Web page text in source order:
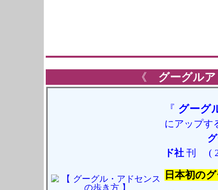
《 グーグル
『 グーグ
にアップす
ド社 刊 (
日本初の